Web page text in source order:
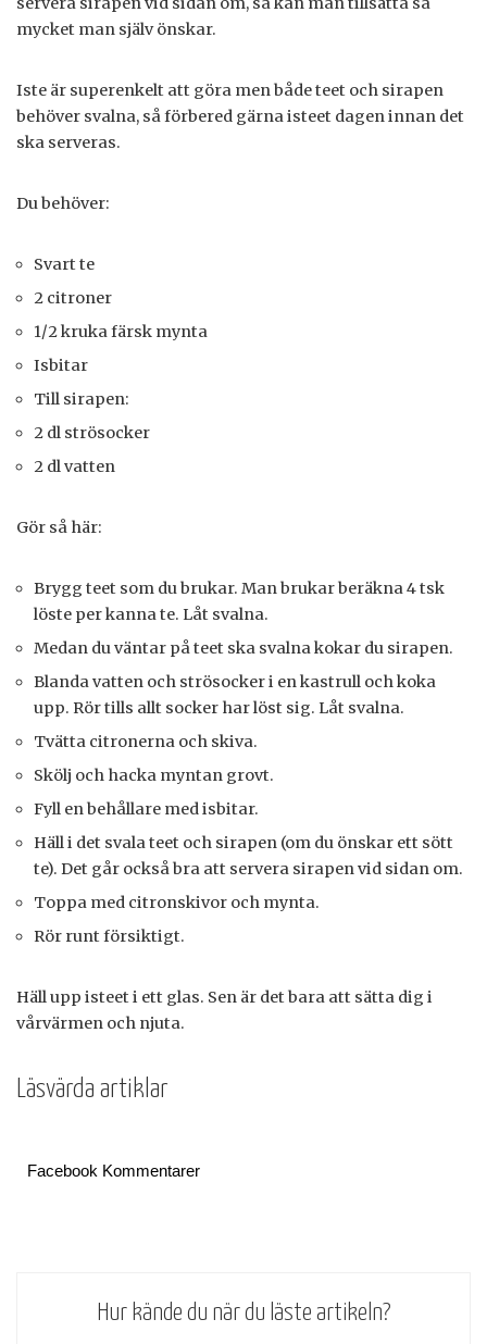
mycket man själv önskar.
Iste är superenkelt att göra men både teet och sirapen
behöver svalna, så förbered gärna isteet dagen innan det
ska serveras.
Du behöver:
Svart te
2 citroner
1/2 kruka färsk mynta
Isbitar
Till sirapen:
2 dl strösocker
2 dl vatten
Gör så här:
Brygg teet som du brukar. Man brukar beräkna 4 tsk
löste per kanna te. Låt svalna.
Medan du väntar på teet ska svalna kokar du sirapen.
Blanda vatten och strösocker i en kastrull och koka
upp. Rör tills allt socker har löst sig. Låt svalna.
Tvätta citronerna och skiva.
Skölj och hacka myntan grovt.
Fyll en behållare med isbitar.
Häll i det svala teet och sirapen (om du önskar ett sött
te). Det går också bra att servera sirapen vid sidan om.
Toppa med citronskivor och mynta.
Rör runt försiktigt.
Häll upp isteet i ett glas. Sen är det bara att sätta dig i
vårvärmen och njuta.
Läsvärda artiklar
Facebook Kommentarer
Hur kände du när du läste artikeln?